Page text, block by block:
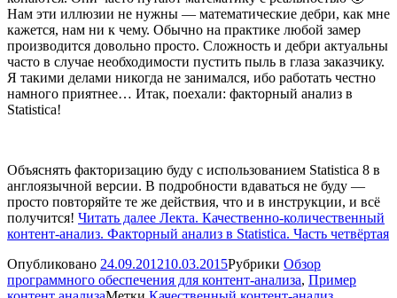
Нам эти иллюзии не нужны — математические дебри, как мне
кажется, нам ни к чему. Обычно на практике любой замер
производится довольно просто. Сложность и дебри актуальны
часто в случае необходимости пустить пыль в глаза заказчику.
Я такими делами никогда не занимался, ибо работать честно
намного приятнее… Итак, поехали: факторный анализ в
Statistica!
Объяснять факторизацию буду с использованием Statistica 8 в
англоязычной версии. В подробности вдаваться не буду —
просто повторяйте те же действия, что и в инструкции, и всё
получится! Читать далее Лекта. Качественно-количественный
контент-анализ. Факторный анализ в Statistica. Часть четвёртая
Опубликовано 24.09.201210.03.2015Рубрики Обзор
программного обеспечения для контент-анализа, Пример